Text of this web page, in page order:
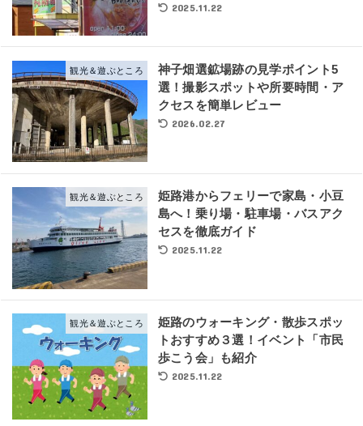
2025.11.22
観光＆遊ぶところ
神子畑選鉱場跡の見学ポイント5
選！撮影スポットや所要時間・ア
クセスを簡単レビュー
2026.02.27
観光＆遊ぶところ
姫路港からフェリーで家島・小豆
島へ！乗り場・駐車場・バスアク
セスを徹底ガイド
2025.11.22
観光＆遊ぶところ
姫路のウォーキング・散歩スポッ
トおすすめ３選！イベント「市民
歩こう会」も紹介
2025.11.22